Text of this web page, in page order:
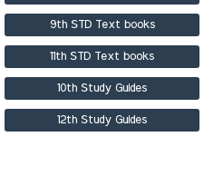
9th STD Text books
11th STD Text books
10th Study Guides
12th Study Guides